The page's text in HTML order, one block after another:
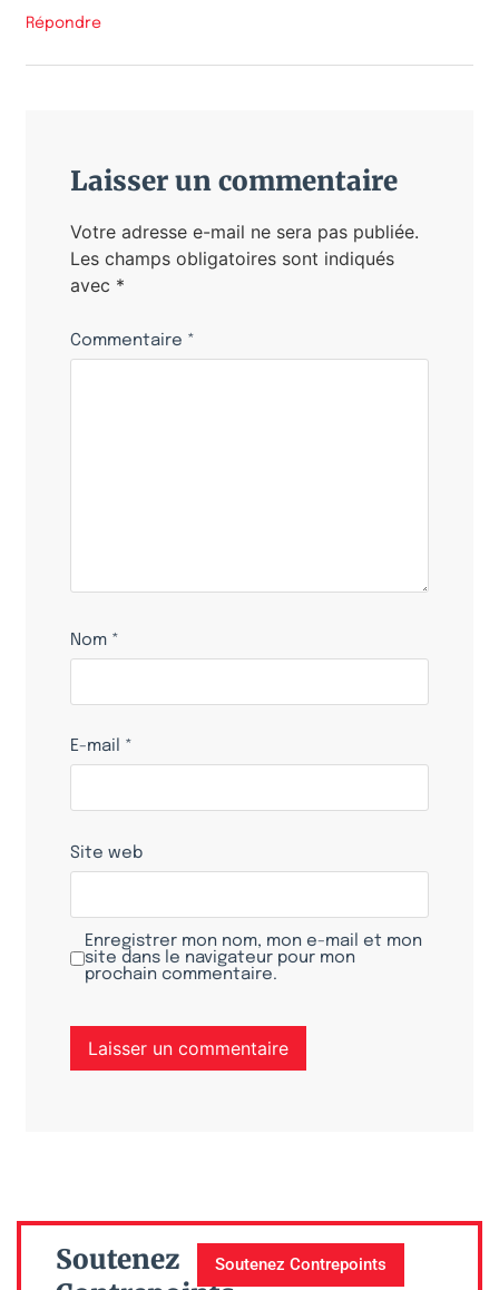
Répondre
Laisser un commentaire
Votre adresse e-mail ne sera pas publiée.
Les champs obligatoires sont indiqués
avec *
Commentaire *
Nom *
E-mail *
Site web
Enregistrer mon nom, mon e-mail et mon
site dans le navigateur pour mon
prochain commentaire.
Soutenez
Soutenez Contrepoints